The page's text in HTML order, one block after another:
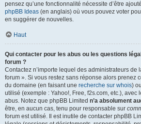
pensez qu’une fonctionnalité nécessite d’être
phpBB Ideas (en anglais) où vous pouvez voter
en suggérer de nouvelles.
Haut
Qui contacter pour les abus ou les questions
forum ?
Contactez n’importe lequel des administrateurs de
forum ». Si vous restez sans réponse alors prenez
du domaine (en faisant une recherche sur whois)
utilisé (exemple : Yahoo!, Free, f2s.com, etc.), avec
abus. Notez que phpBB Limited n’a absolument
être, en aucun cas, tenu pour responsable sur
forum est utilisé. Il est inutile de contacter phpBB